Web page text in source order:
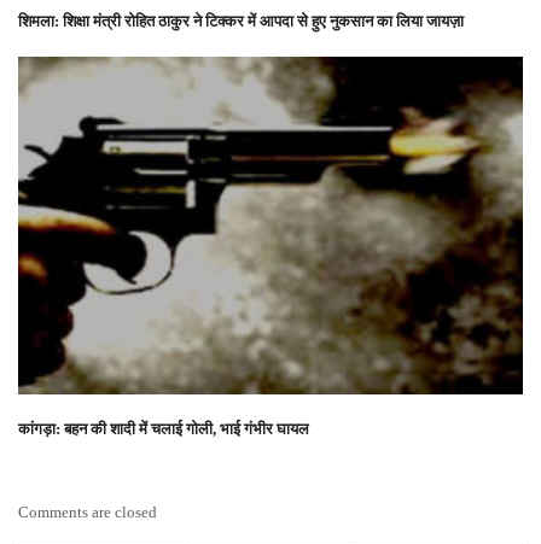
शिमला: शिक्षा मंत्री रोहित ठाकुर ने टिक्कर में आपदा से हुए नुकसान का लिया जायज़ा
कांगड़ा: बहन की शादी में चलाई गोली, भाई गंभीर घायल
Comments are closed